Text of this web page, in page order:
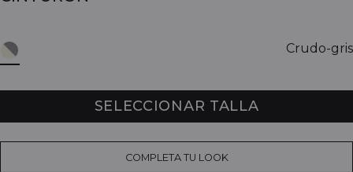
Crudo-gris
SELECCIONAR TALLA
COMPLETA TU LOOK